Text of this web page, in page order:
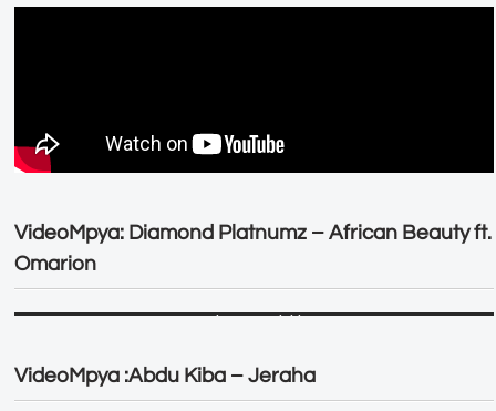
VideoMpya: Diamond Platnumz – African Beauty ft.
Omarion
VideoMpya :Abdu Kiba – Jeraha